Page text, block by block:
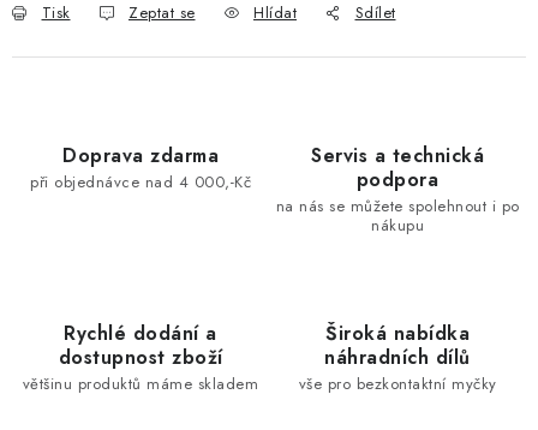
Tisk Zeptat se Hlídat Sdílet
Doprava zdarma
při objednávce nad 4 000,-Kč
Servis a technická
podpora
na nás se můžete spolehnout i po
nákupu
Rychlé dodání a
dostupnost zboží
většinu produktů máme skladem
Široká nabídka
náhradních dílů
vše pro bezkontaktní myčky